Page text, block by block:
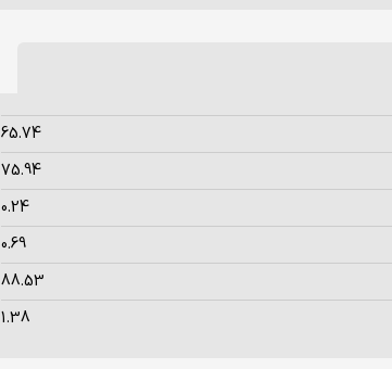
65.74
75.94
0.24
0.69
88.53
1.38